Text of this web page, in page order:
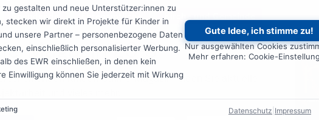
gestalten und neue Unterstützer:innen zu
stecken wir direkt in Projekte für Kinder in
unsere Partner – personenbezogene Daten
einschließlich personalisierter Werbung.
des EWR einschließen, in denen kein
können Sie jederzeit mit Wirkung
Gute Idee, ich stimme zu!
Nur ausgewählten Cookies
Mehr erfahren: Cookie-
Datenschutz Impressum
Spendende Ehrenamtliche
Magazin 20-3
Kindernothilfe-Magazin finden Sie aktuelle
und vieles mehr.